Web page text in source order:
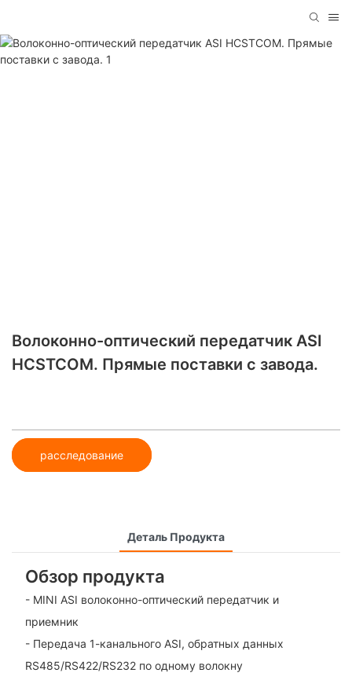
Волоконно-оптический передатчик ASI
HCSTCOM. Прямые поставки с завода.
расследование
Деталь Продукта
Обзор продукта
- MINI ASI волоконно-оптический передатчик и
приемник
- Передача 1-канального ASI, обратных данных
RS485/RS422/RS232 по одному волокну